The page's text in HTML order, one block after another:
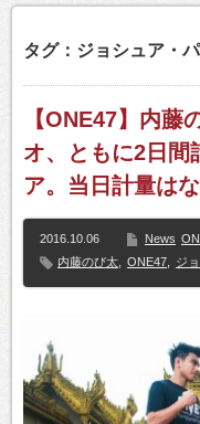
タグ：ジョシュア・
【ONE47】内藤
オ、ともに2日間
ア。当日計量は
2016.10.06 News
内藤のび太
ONE47 ジ